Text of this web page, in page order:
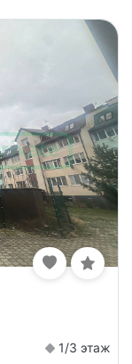
1/3 этаж